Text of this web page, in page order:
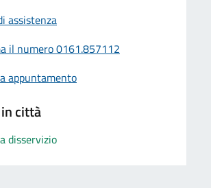
assistenza
il numero 0161.857112
appuntamento
città
disservizio